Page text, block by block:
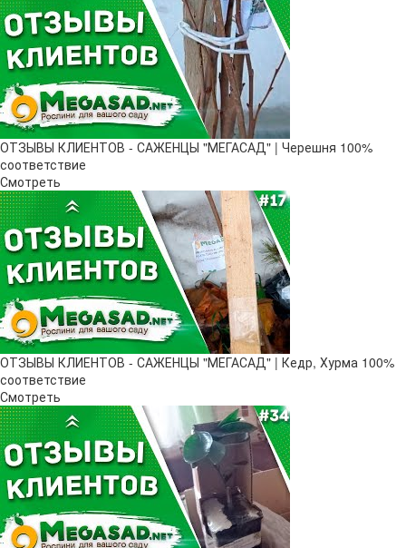
ОТЗЫВЫ КЛИЕНТОВ - САЖЕНЦЫ "МЕГАСАД" | Черешня 100%
соответствие
Смотреть
ОТЗЫВЫ КЛИЕНТОВ - САЖЕНЦЫ "МЕГАСАД" | Кедр, Хурма 100%
соответствие
Смотреть